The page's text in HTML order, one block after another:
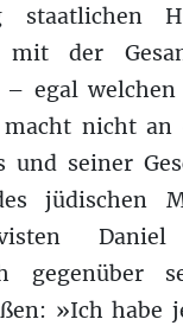
staatlichen
der
– egal welchen
nicht an
und seiner
jüdischen
gegenüber
»Ich habe